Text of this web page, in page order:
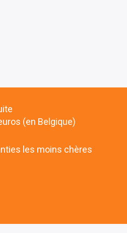
(en Belgique)
les moins chères